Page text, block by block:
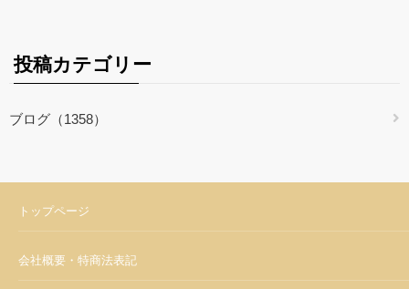
投稿カテゴリー
ブログ（1358）
トップページ
会社概要・特商法表記